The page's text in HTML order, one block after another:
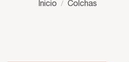
Inicio Colchas